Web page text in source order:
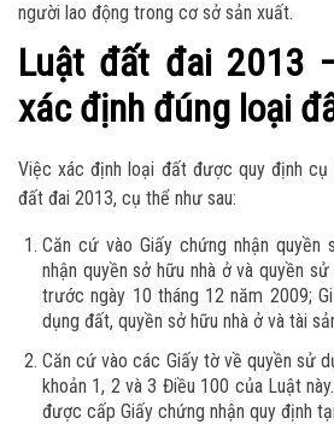
người lao động trong cơ sở sản xuất.
Luật đất đai 2013
xác định đúng loại
Việc xác định loại đất được quy định
đất đai 2013, cụ thể như sau:
Căn cứ vào Giấy chứng nhận quyền
nhận quyền sở hữu nhà ở và quyền
trước ngày 10 tháng 12 năm 2009;
dụng đất, quyền sở hữu nhà ở và tài
Căn cứ vào các Giấy tờ về quyền sử
khoản 1, 2 và 3 Điều 100 của Luật
được cấp Giấy chứng nhận quy định